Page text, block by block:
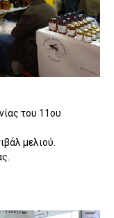
του 11ου
μελιού.